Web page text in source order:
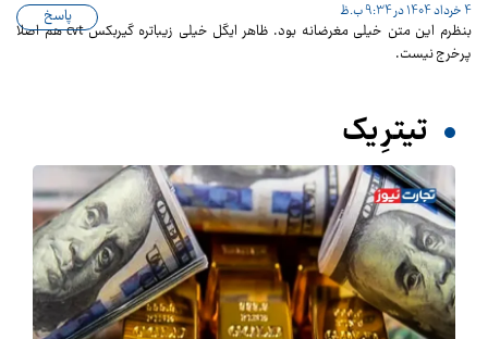
4 خرداد 1404 در 9:34 ب.ظ
بنظرم این متن خیلی مغرضانه بود. ظاهر ایگل خیلی زیباتره‌ گیربکس cvt هم اصلا
پرخرج نیست.
پاسخ
تیترِ یک